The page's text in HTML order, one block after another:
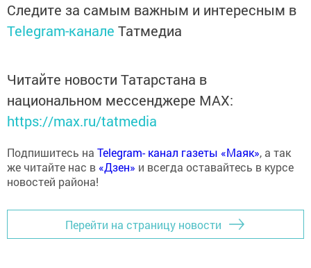
Следите за самым важным и интересным в
Telegram-канале Татмедиа
Читайте новости Татарстана в
национальном мессенджере MАХ:
https://max.ru/tatmedia
Подпишитесь на Telegram- канал газеты «Маяк», а так
же читайте нас в «Дзен» и всегда оставайтесь в курсе
новостей района!
Перейти на страницу новости